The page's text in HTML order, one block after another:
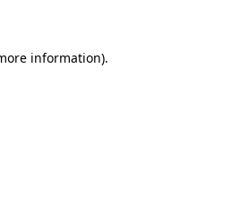
information).